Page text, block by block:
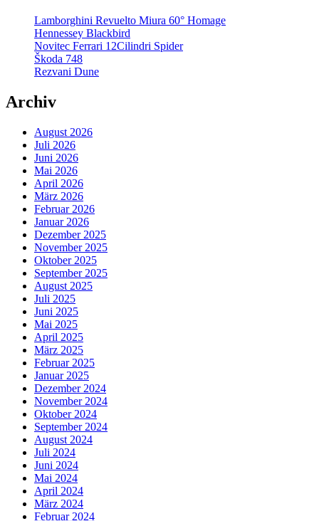
Lamborghini Revuelto Miura 60° Homage
Hennessey Blackbird
Novitec Ferrari 12Cilindri Spider
Škoda 748
Rezvani Dune
Archiv
August 2026
Juli 2026
Juni 2026
Mai 2026
April 2026
März 2026
Februar 2026
Januar 2026
Dezember 2025
November 2025
Oktober 2025
September 2025
August 2025
Juli 2025
Juni 2025
Mai 2025
April 2025
März 2025
Februar 2025
Januar 2025
Dezember 2024
November 2024
Oktober 2024
September 2024
August 2024
Juli 2024
Juni 2024
Mai 2024
April 2024
März 2024
Februar 2024